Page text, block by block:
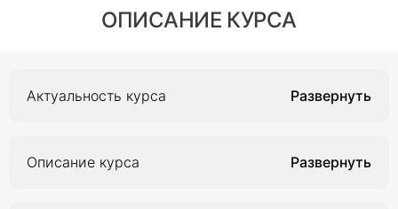
ОПИСАНИЕ КУРСА
Актуальность курса
эпидемиологической ситуации важно, чтобы
Описание курса